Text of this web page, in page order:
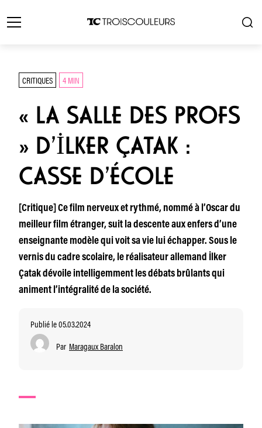
CRITIQUES 4 MIN
« LA SALLE DES PROFS
» D’İLKER ÇATAK :
CASSE D’ÉCOLE
[Critique] Ce film nerveux et rythmé, nommé à l’Oscar du
meilleur film étranger, suit la descente aux enfers d’une
enseignante modèle qui voit sa vie lui échapper. Sous le
vernis du cadre scolaire, le réalisateur allemand İlker
Çatak dévoile intelligemment les débats brûlants qui
animent l’intégralité de la société.
Publié le 05.03.2024
Par Maragaux Baralon